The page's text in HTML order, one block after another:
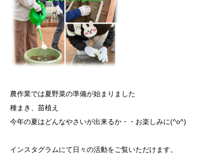
農作業では夏野菜の準備が始まりました
種まき、苗植え
今年の夏はどんなやさいが出来るか・・お楽しみに(^o^)
インスタグラムにて日々の活動をご覧いただけます。